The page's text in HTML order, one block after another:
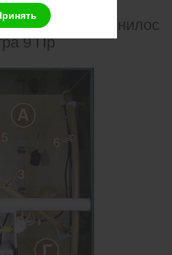
септика Юнилос
9 Пр